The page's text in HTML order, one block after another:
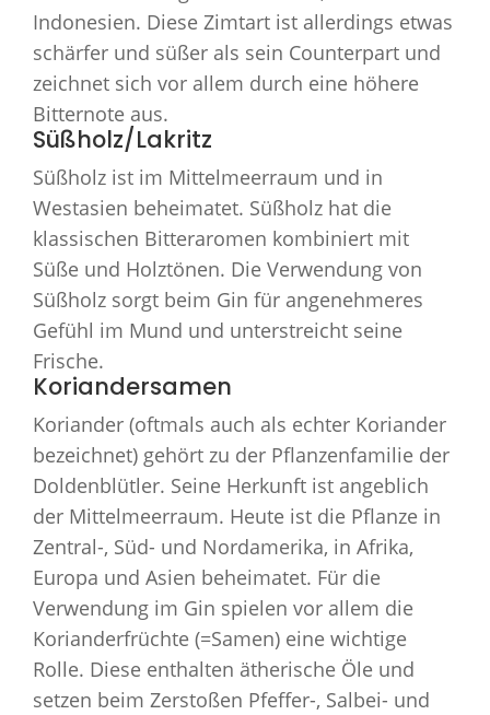
Indonesien. Diese Zimtart ist allerdings etwas
schärfer und süßer als sein Counterpart und
zeichnet sich vor allem durch eine höhere
Bitternote aus.
Süßholz/Lakritz
Süßholz ist im Mittelmeerraum und in
Westasien beheimatet. Süßholz hat die
klassischen Bitteraromen kombiniert mit
Süße und Holztönen. Die Verwendung von
Süßholz sorgt beim Gin für angenehmeres
Gefühl im Mund und unterstreicht seine
Frische.
Koriandersamen
Koriander (oftmals auch als echter Koriander
bezeichnet) gehört zu der Pflanzenfamilie der
Doldenblütler. Seine Herkunft ist angeblich
der Mittelmeerraum. Heute ist die Pflanze in
Zentral-, Süd- und Nordamerika, in Afrika,
Europa und Asien beheimatet. Für die
Verwendung im Gin spielen vor allem die
Korianderfrüchte (=Samen) eine wichtige
Rolle. Diese enthalten ätherische Öle und
setzen beim Zerstoßen Pfeffer-, Salbei- und